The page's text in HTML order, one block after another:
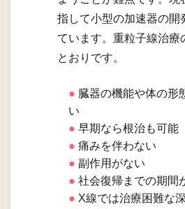
指して小型の加速器の開
ています。重粒子線治療
とおりです。
臓器の機能や体の形
い
早期なら根治も可能
痛みを伴わない
副作用がない
社会復帰までの期間
X線では治療困難な